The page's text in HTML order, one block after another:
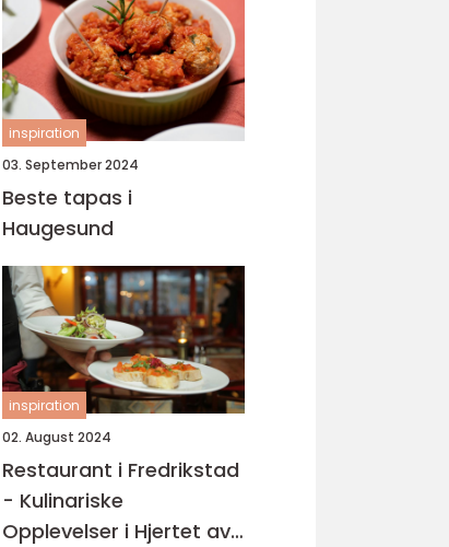
inspiration
03. September 2024
Beste tapas i
Haugesund
inspiration
02. August 2024
Restaurant i Fredrikstad
- Kulinariske
Opplevelser i Hjertet av